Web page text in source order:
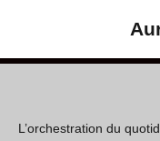
L’orchestration du